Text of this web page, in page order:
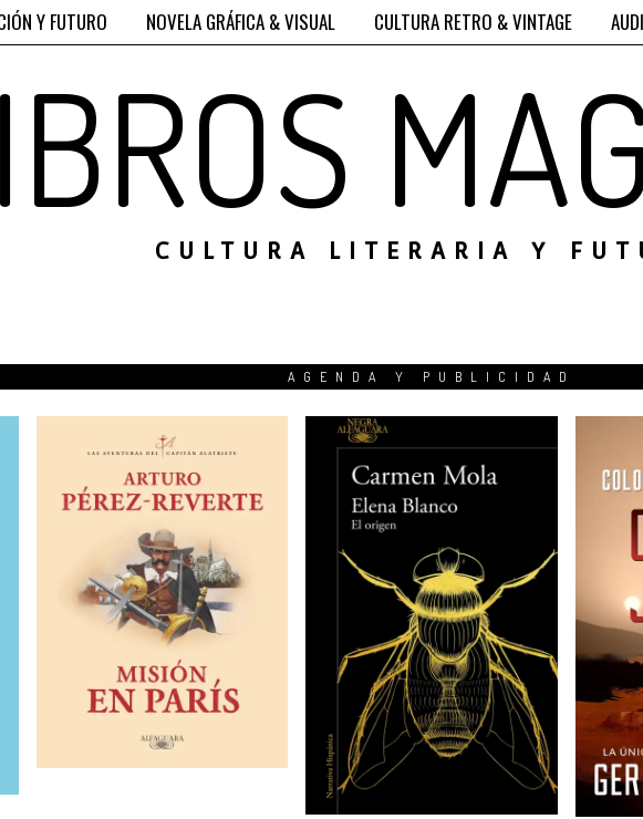
Y FUTURO NOVELA GRÁFICA & VISUAL CULTURA RETRO & VINTAGE
CULTURA LITERARIA Y
AGENDA Y PUBLICIDAD